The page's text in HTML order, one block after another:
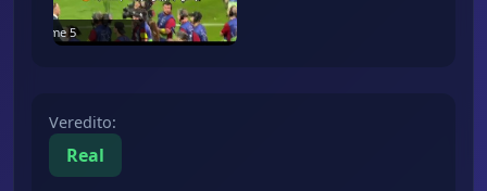
Frame5
Veredito:
Real